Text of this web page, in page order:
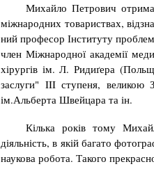
Михайло Петрович
міжнародних товариствах,
ний професор Інституту
член Міжна­род­ної академії
хірургів ім. Л. Ридиґера
заслуги" III ступеня, великою
ім.Аль­берта Швейцара та ін.
Кілька років тому
діяльність, в якій багато
наукова робота. Такого